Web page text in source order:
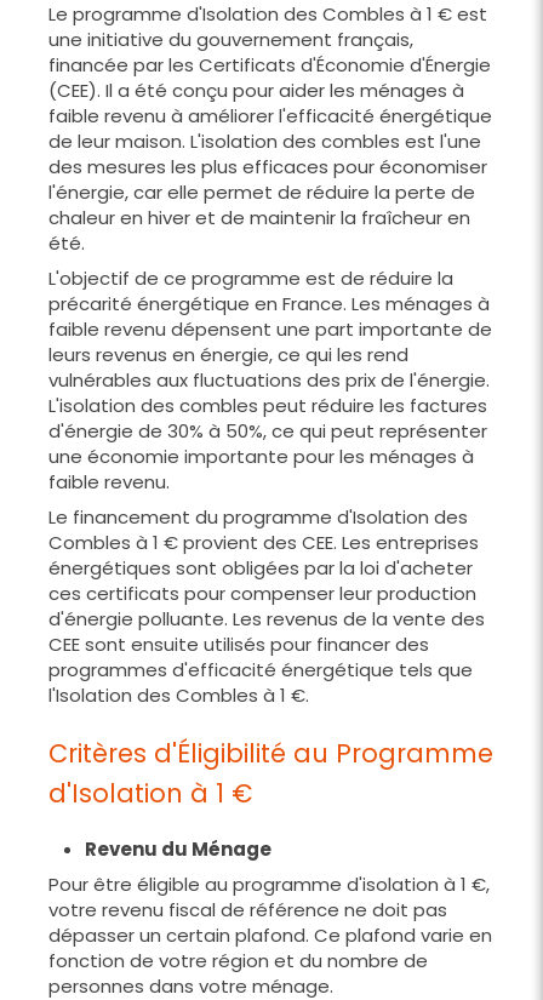
Le programme d'Isolation des Combles à 1 € est
une initiative du gouvernement français,
financée par les Certificats d'Économie d'Énergie
(CEE). Il a été conçu pour aider les ménages à
faible revenu à améliorer l'efficacité énergétique
de leur maison. L'isolation des combles est l'une
des mesures les plus efficaces pour économiser
l'énergie, car elle permet de réduire la perte de
chaleur en hiver et de maintenir la fraîcheur en
été.
L'objectif de ce programme est de réduire la
précarité énergétique en France. Les ménages à
faible revenu dépensent une part importante de
leurs revenus en énergie, ce qui les rend
vulnérables aux fluctuations des prix de l'énergie.
L'isolation des combles peut réduire les factures
d'énergie de 30% à 50%, ce qui peut représenter
une économie importante pour les ménages à
faible revenu.
Le financement du programme d'Isolation des
Combles à 1 € provient des CEE. Les entreprises
énergétiques sont obligées par la loi d'acheter
ces certificats pour compenser leur production
d'énergie polluante. Les revenus de la vente des
CEE sont ensuite utilisés pour financer des
programmes d'efficacité énergétique tels que
l'Isolation des Combles à 1 €.
Critères d'Éligibilité au Programme
d'Isolation à 1 €
Revenu du Ménage
Pour être éligible au programme d'isolation à 1 €,
votre revenu fiscal de référence ne doit pas
dépasser un certain plafond. Ce plafond varie en
fonction de votre région et du nombre de
personnes dans votre ménage.